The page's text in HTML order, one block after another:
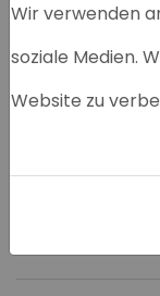
Wir verwenden
soziale Medien.
Website zu